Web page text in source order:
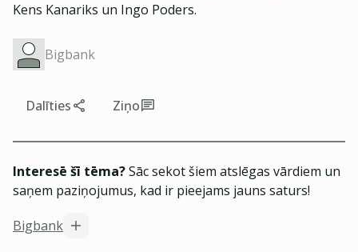
Kens Kanariks un Ingo Poders.
Bigbank
Dalīties Ziņo
Interesē šī tēma?Sāc sekot šiem atslēgas vārdiem un
saņem paziņojumus, kad ir pieejams jauns saturs!
Bigbank